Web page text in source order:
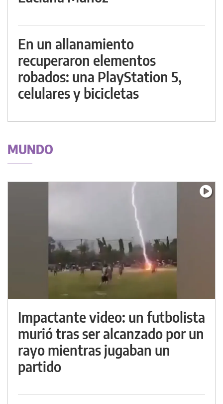
En un allanamiento
recuperaron elementos
robados: una PlayStation 5,
celulares y bicicletas
MUNDO
Impactante video: un futbolista
murió tras ser alcanzado por un
rayo mientras jugaban un
partido